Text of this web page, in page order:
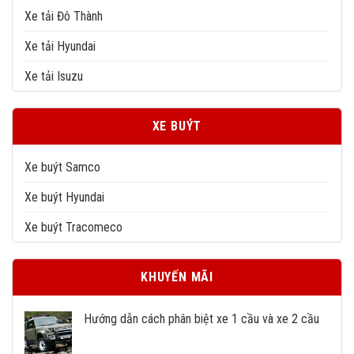
Xe tải Đô Thành
Xe tải Hyundai
Xe tải Isuzu
XE BUÝT
Xe buýt Samco
Xe buýt Hyundai
Xe buýt Tracomeco
KHUYẾN MÃI
Hướng dẫn cách phân biệt xe 1 cầu và xe 2 cầu